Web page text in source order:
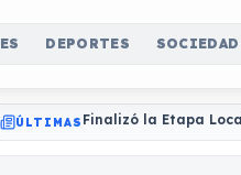
DEPORTES SOCIEDAD
ÚLTIMAS Finalizó la Etapa